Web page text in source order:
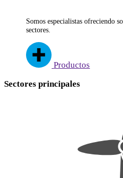
Somos especialistas ofreciendo
sectores.
Productos
Sectores principales